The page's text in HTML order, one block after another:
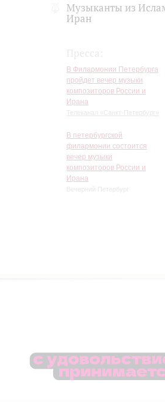
Музыканты из
Иран
В Филармонии Петербурга
пройдет вечер музыки
композиторов России и
Ирана
Телеканал «Санкт-Петербург»
В петербургской
филармонии состоится
вечер музыки
композиторов России и
Ирана
Вечерний Петербург